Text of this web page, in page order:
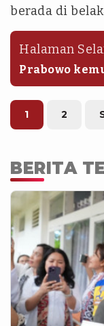
berada di
Halaman
Prabowo
Megawati, JK
Namun,
untuk
1 2
BERITA